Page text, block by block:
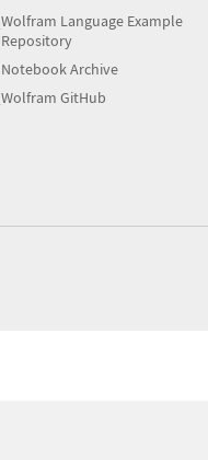
Wolfram Language Example
Repository
Notebook Archive
Wolfram GitHub